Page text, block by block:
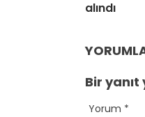
alındı
Bir yanıt
Yorum *